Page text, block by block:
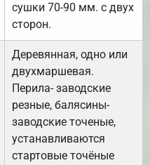
сушки 70-90 мм. с двух
сторон.
Деревянная, одно или
двухмаршевая.
Перила- заводские
резные, балясины-
заводские точеные,
устанавливаются
стартовые точёные